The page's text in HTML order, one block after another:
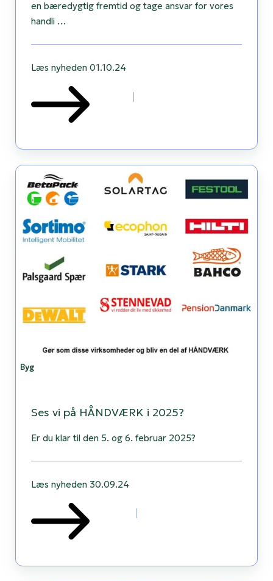
en bæredygtig fremtid og tage ansvar for vores
handli …
Læs nyheden 01.10.24
Ses
HÅNDVÆRK
Byg
Ses vi på HÅNDVÆRK i 2025?
Er du klar til den 5. og 6. februar 2025?
Læs nyheden 30.09.24